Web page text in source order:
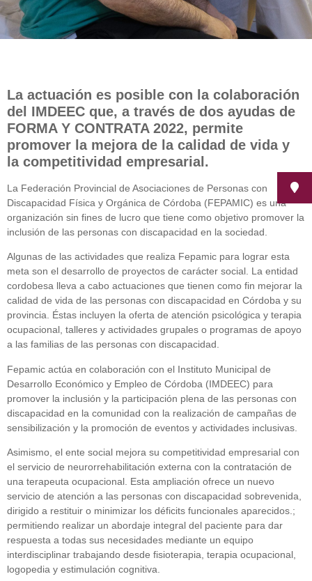
La actuación es posible con la colaboración
del IMDEEC que, a través de dos ayudas de
FORMA Y CONTRATA 2022, permite
promover la mejora de la calidad de vida y
la competitividad empresarial.
La Federación Provincial de Asociaciones de Personas con
Discapacidad Física y Orgánica de Córdoba (FEPAMIC) es una
organización sin fines de lucro que tiene como objetivo promover la
inclusión de las personas con discapacidad en la sociedad.
Algunas de las actividades que realiza Fepamic para lograr esta
meta son el desarrollo de proyectos de carácter social. La entidad
cordobesa lleva a cabo actuaciones que tienen como fin mejorar la
calidad de vida de las personas con discapacidad en Córdoba y su
provincia. Éstas incluyen la oferta de atención psicológica y terapia
ocupacional, talleres y actividades grupales o programas de apoyo
a las familias de las personas con discapacidad.
Fepamic actúa en colaboración con el Instituto Municipal de
Desarrollo Económico y Empleo de Córdoba (IMDEEC) para
promover la inclusión y la participación plena de las personas con
discapacidad en la comunidad con la realización de campañas de
sensibilización y la promoción de eventos y actividades inclusivas.
Asimismo, el ente social mejora su competitividad empresarial con
el servicio de neurorrehabilitación externa con la contratación de
una terapeuta ocupacional. Esta ampliación ofrece un nuevo
servicio de atención a las personas con discapacidad sobrevenida,
dirigido a restituir o minimizar los déficits funcionales aparecidos.;
permitiendo realizar un abordaje integral del paciente para dar
respuesta a todas sus necesidades mediante un equipo
interdisciplinar trabajando desde fisioterapia, terapia ocupacional,
logopedia y estimulación cognitiva.